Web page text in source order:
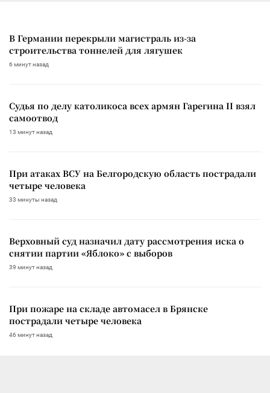
В Германии перекрыли магистраль из-за
строительства тоннелей для лягушек
6 минут назад
Судья по делу католикоса всех армян Гарегина II взял
самоотвод
13 минут назад
При атаках ВСУ на Белгородскую область пострадали
четыре человека
33 минуты назад
Верховный суд назначил дату рассмотрения иска о
снятии партии «Яблоко» с выборов
39 минут назад
При пожаре на складе автомасел в Брянске
пострадали четыре человека
46 минут назад